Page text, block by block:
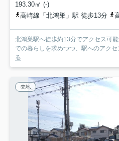
193.30㎡ (-)
高崎線「北鴻巣」駅 徒歩13分
高
北鴻巣駅へ徒歩約13分でアクセス可
での暮らしを求めつつ、駅へのアク
る
売地